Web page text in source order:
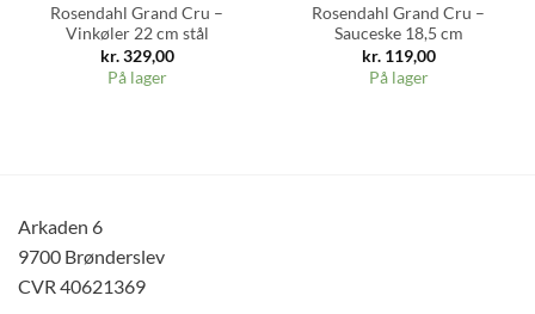
Rosendahl Grand Cru –
Vinkøler 22 cm stål
kr.329,00
På lager
Rosendahl Grand Cru –
Sauceske 18,5 cm
kr.119,00
På lager
Arkaden 6
9700 Brønderslev
CVR 40621369